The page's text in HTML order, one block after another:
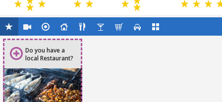
Do you have a
local Restaurant?